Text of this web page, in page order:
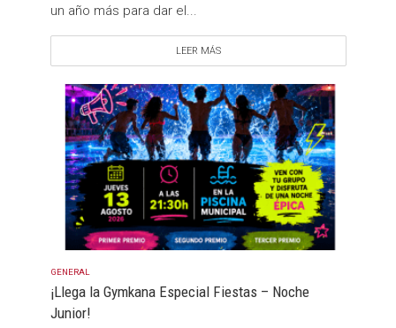
un año más para dar el...
LEER MÁS
GENERAL
¡Llega la Gymkana Especial Fiestas – Noche
Junior!